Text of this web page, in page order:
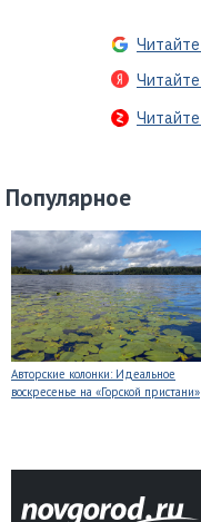
Популярное
Авторские колонки: Идеальное
воскресенье на «Горской пристани»